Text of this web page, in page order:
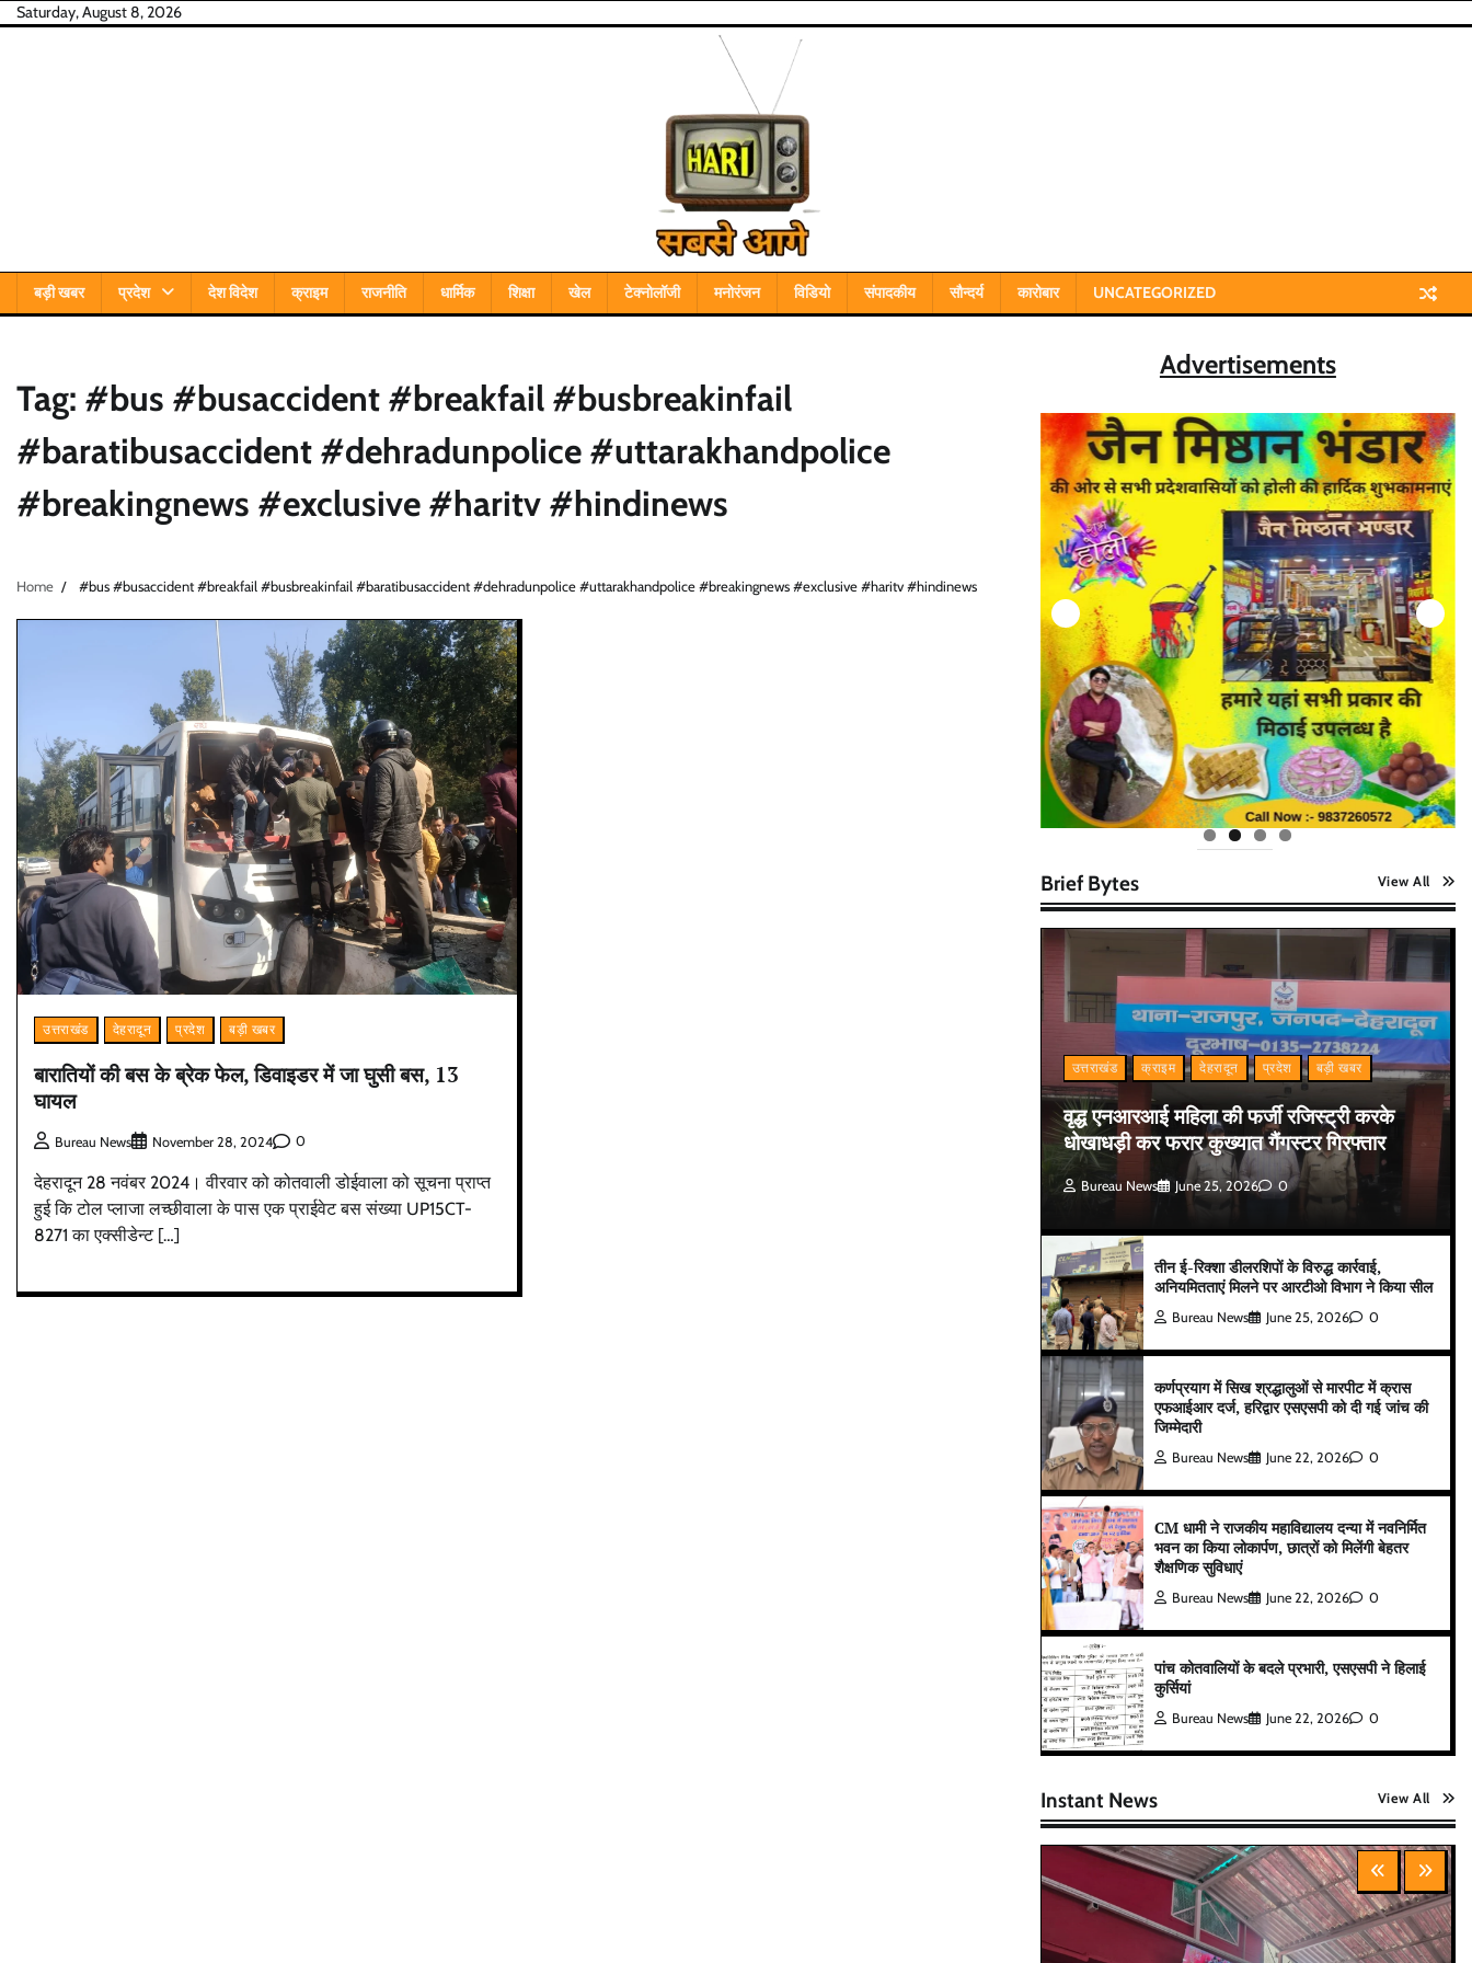
SkipSaturday, August 8, 2026
बड़ी खबर प्रदेश देश विदेश क्राइम राजनीति धार्मिक शिक्षा खेल टेक्नोलॉजी मनोरंजन विडियो संपादकीय सौन्दर्य कारोबार UNCATEGORIZED
Tag: #bus #busaccident #breakfail #busbreakinfail
#baratibusaccident #dehradunpolice #uttarakhandpolice
#breakingnews #exclusive #haritv #hindinews
Home #bus #busaccident #breakfail #busbreakinfail #baratibusaccident #dehradunpolice #uttarakhandpolice #breakingnews #exclusive #haritv #hindinews
उत्तराखंड देहरादून प्रदेश बड़ी खबर
बारातियों की बस के ब्रेक फेल, डिवाइडर में जा घुसी बस, 13
घायल
Bureau News November 28, 2024 0
देहरादून 28 नवंबर 2024। वीरवार को कोतवाली डोईवाला को सूचना प्राप्त
हुई कि टोल प्लाजा लच्छीवाला के पास एक प्राईवेट बस संख्या UP15CT-
8271 का एक्सीडेन्ट […]
Advertisements
Brief Bytes View All
उत्तराखंड क्राइम देहरादून प्रदेश बड़ी खबर
वृद्ध एनआरआई महिला की फर्जी रजिस्ट्री करके
धोखाधड़ी कर फरार कुख्यात गैंगस्टर गिरफ्तार
Bureau News June 25, 2026 0
तीन ई-रिक्शा डीलरशिपों के विरुद्ध कार्रवाई,
अनियमितताएं मिलने पर आरटीओ विभाग ने किया सील
Bureau News June 25, 2026 0
कर्णप्रयाग में सिख श्रद्धालुओं से मारपीट में क्रास
एफआईआर दर्ज, हरिद्वार एसएसपी को दी गई जांच की
जिम्मेदारी
Bureau News June 22, 2026 0
CM धामी ने राजकीय महाविद्यालय दन्या में नवनिर्मित
भवन का किया लोकार्पण, छात्रों को मिलेंगी बेहतर
शैक्षणिक सुविधाएं
Bureau News June 22, 2026 0
पांच कोतवालियों के बदले प्रभारी, एसएसपी ने हिलाई
कुर्सियां
Bureau News June 22, 2026 0
Instant News View All